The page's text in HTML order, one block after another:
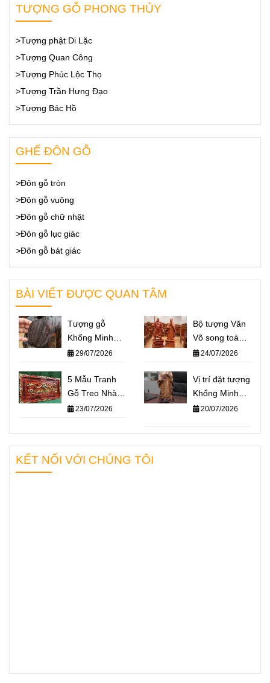
TƯỢNG GỖ PHONG THỦY
>Tượng phật Di Lặc
>Tượng Quan Công
>Tượng Phúc Lộc Thọ
>Tượng Trần Hưng Đạo
>Tượng Bác Hồ
GHẾ ĐÔN GỖ
>Đôn gỗ tròn
>Đôn gỗ vuông
>Đôn gỗ chữ nhật
>Đôn gỗ lục giác
>Đôn gỗ bát giác
BÀI VIẾT ĐƯỢC QUAN TÂM
Tượng gỗ
Khổng Minh
giá bao nhiêu?
mẫu tượng
Khổng Minh
nổi bật nhất
29/07/2026
Bộ tượng Văn
Võ song toàn
Khổng Minh –
nghĩa và cách
đặt trên bàn
làm việc
24/07/2026
5 Mẫu Tranh
Gỗ Treo Nhà
Thờ Họ Ý
2026
23/07/2026
Vị trí đặt tượng
Khổng Minh
chuẩn phong
gian nào giúp
“quân sư” hỗ
20/07/2026
KẾT NỐI VỚI CHÚNG TÔI